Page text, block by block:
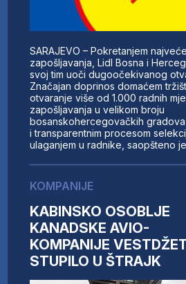
SARAJEVO – Pokretanjem
zapošljavanja, Lidl Bosna i
svoj tim uoči dugoočekivanog
Značajan doprinos domaćem
otvaranje više od 1.000 radnih
zapošljavanja u velikom broju
bosanskohercegovačkih
i transparentnim procesom
ulaganjem u radnike, saopšteno
KOMPANIJE
KABINSKO OSOBLJE
KANADSKE AVIO-
KOMPANIJE
STUPILO U ŠTRAJK